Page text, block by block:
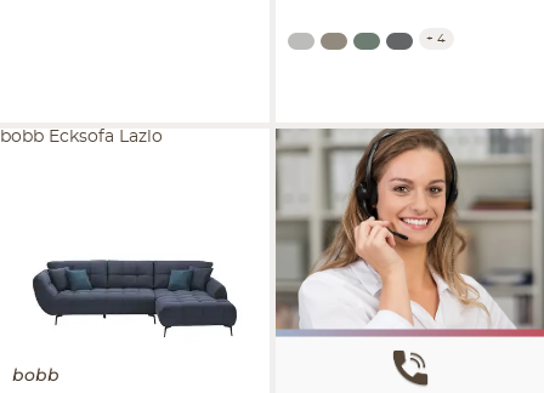
+ 4
bobb
bobb Ecksofa Lazlo